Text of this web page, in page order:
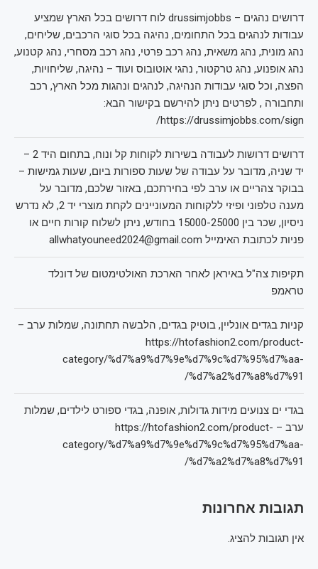
דרושים נהגים – drussimjobbs לוח דרושים בכל הארץ שמציע
עבודות לנהגים בכל התחומים, נהיגה בכל סוגי הרכבים, שליחים,
נהג מונית, נהג משאית, נהג רכב פרטי, נהג רכב מסחרי, נהג קטנוע,
נהג אופנוע, נהג טרקטור, נהגי אוטובוס ועוד – נהיגה, שליחויות,
הפצה, וכל סוגי עבודות הנהיגה, לנהגים ונהגות מכל הארץ, רכב
ותחבורה , לפרטים ניתן להירשם בקישור הבא:
https://drussimjobbs.com/sign/
דרושים דרושות לעבודה בשירות לקוחות קל ונוח, בתחום היד 2 –
יד שניה, מדובר על עבודה של שעות ספורות ביום, שעות גמישות –
בבוקר צהריים או ערב לפי בחירתכם, באזור שלכם, מדובר על
מענה טלפוני ופיזי ללקוחות המעוניינים לקחת מוצרי יד 2, לא נדרש
ניסיון, שכר בין 15000-25000 בחודש, ניתן לשלוח קורות חיים או
פניות לכתובת האימייל allwhatyouneed2024@gmail.com
תקיפות צה"ל באיראן לאחר הארכת האולטימטום של דונלד
טראמפ
קניות בגדים אונליין, בוטיק בגדים, הלבשה תחתונה, שמלות ערב –
https://htofashion2.com/product-
category/%d7%a9%d7%9e%d7%9c%d7%95%d7%aa-
%d7%a2%d7%a8%d7%91/
בגדי ים צנועים מידות גדולות, אופנה, בגדי ספורט לילדים, שמלות
ערב – https://htofashion2.com/product-
category/%d7%a9%d7%9e%d7%9c%d7%95%d7%aa-
%d7%a2%d7%a8%d7%91/
תגובות אחרונות
אין תגובות להציג.